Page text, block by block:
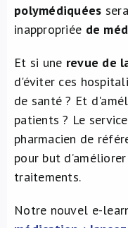
polymédiquées
inappropriée de
Et si une revue de
d'éviter ces
de santé ? Et
patients ? Le
pharmacien de
pour but
traitements.
Notre nouvel e-